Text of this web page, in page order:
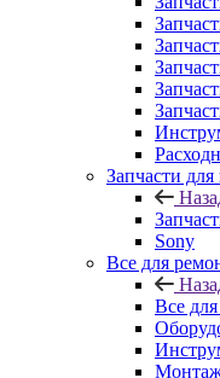
Запчасти
Sony
Все для
Все
Тачскрины